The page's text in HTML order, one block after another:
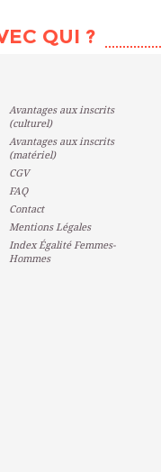
QUI ?
Avantages aux inscrits
(culturel)
Avantages aux inscrits
(matériel)
CGV
FAQ
Contact
Mentions Légales
Index Égalité Femmes-
Hommes